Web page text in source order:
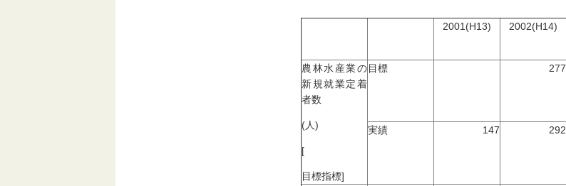
2001(H13) 2002(H14)
農林水産業の
新規就業定着
者数
(人)
[
目標指標]
目標 277
実績 147 292